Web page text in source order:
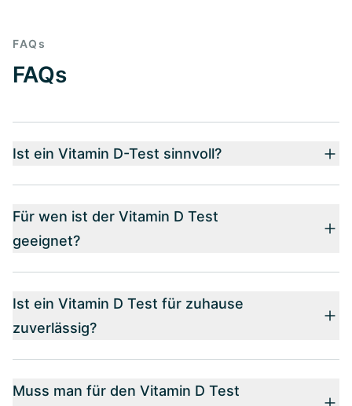
FAQs
FAQs
Ist ein Vitamin D-Test sinnvoll?
Für wen ist der Vitamin D Test
geeignet?
Ist ein Vitamin D Test für zuhause
zuverlässig?
Muss man für den Vitamin D Test